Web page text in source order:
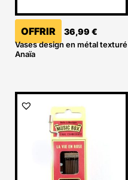
OFFRIR 36,99 €
Vases design en métal texturé
Anaïa